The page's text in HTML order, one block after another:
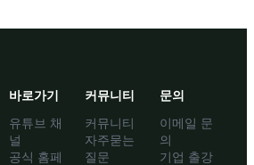
바로가기
유튜브 채
널
공식 홈페
커뮤니티
커뮤니티
자주묻는
질문
문의
이메일 문
의
기업 출강